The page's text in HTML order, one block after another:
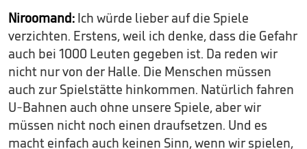
Niroomand: Ich würde lieber auf die Spiele
verzichten. Erstens, weil ich denke, dass die Gefahr
auch bei 1000 Leuten gegeben ist. Da reden wir
nicht nur von der Halle. Die Menschen müssen
auch zur Spielstätte hinkommen. Natürlich fahren
U-Bahnen auch ohne unsere Spiele, aber wir
müssen nicht noch einen draufsetzen. Und es
macht einfach auch keinen Sinn, wenn wir spielen,